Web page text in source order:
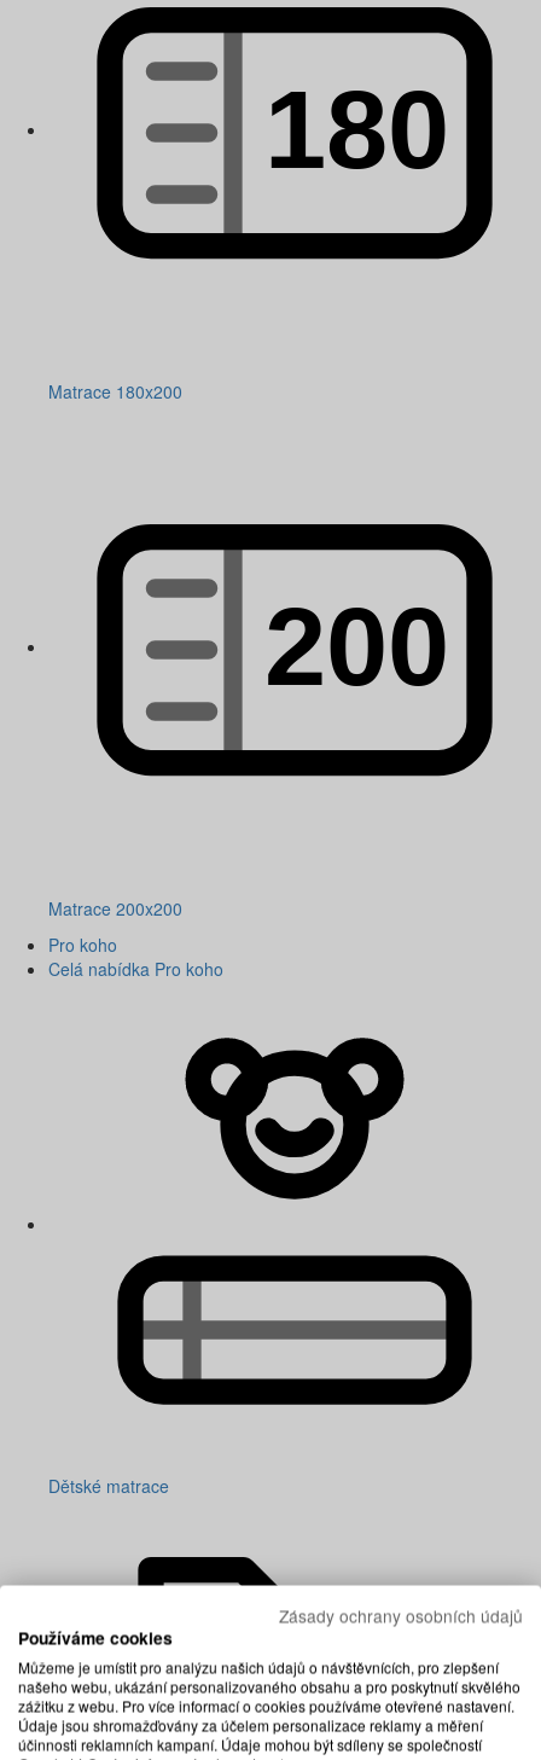
Matrace 180x200
Matrace 200x200
Pro koho
Celá nabídka Pro koho
Dětské matrace
Zásady ochrany osobních údajů
Používáme cookies
Můžeme je umístit pro analýzu našich údajů o návštěvnících, pro zlepšení
našeho webu, ukázání personalizovaného obsahu a pro poskytnutí skvělého
zážitku z webu. Pro více informací o cookies používáme otevřené nastavení.
Údaje jsou shromažďovány za účelem personalizace reklamy a měření
účinnosti reklamních kampaní. Údaje mohou být sdíleny se společností